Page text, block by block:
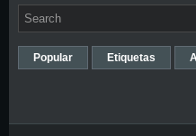
Popular Etiquetas